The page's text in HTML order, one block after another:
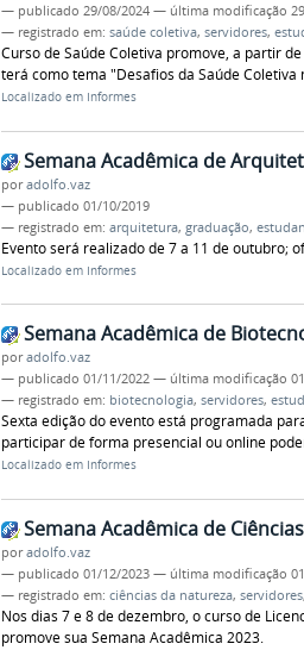
— publicado 29/08/2024 — última modificação
— registrado em: saúde coletiva, servidores,
Curso de Saúde Coletiva promove, a partir
terá como tema "Desafios da Saúde Coletiva
Localizado em Informes
Semana Acadêmica de
poradolfo.vaz
— publicado 01/10/2019
— registrado em: arquitetura, graduação,
Evento será realizado de 7 a 11 de outubro;
Localizado em Informes
Semana Acadêmica de
poradolfo.vaz
— publicado 01/11/2022 — última modificação
— registrado em: biotecnologia, servidores,
Sexta edição do evento está programada
participar de forma presencial ou online
Localizado em Informes
Semana Acadêmica de
poradolfo.vaz
— publicado 01/12/2023 — última modificação
— registrado em: ciências da natureza, servidores,
Nos dias 7 e 8 de dezembro, o curso de
promove sua Semana Acadêmica 2023.